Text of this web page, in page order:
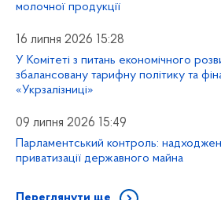
молочної продукції
16 липня 2026 15:28
У Комітеті з питань економічного
збалансовану тарифну політику та
«Укрзалізниці»
09 липня 2026 15:49
Парламентський контроль:
приватизації державного майна